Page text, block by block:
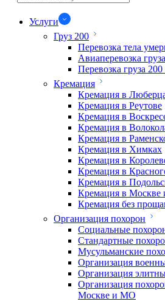
Услуги
Груз 200
Перевозка тела
Авиаперевозка
Перевозка груза
Кремация
Кремация в
Кремация в Реутове
Кремация в
Кремация в
Кремация в
Кремация в Химках
Кремация в
Кремация в
Кремация в
Кремация в Москве
Кремация без
Организация похорон
Социальные
Стандартные
Мусульманские
Организация
Организация
Организация
Москве и МО